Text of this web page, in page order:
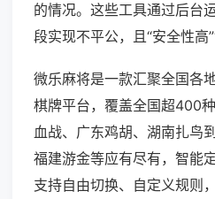
的情况。这些工具通过后台
段实现不平公，且“安全性高
微乐麻将是一款汇聚全国各
棋牌平台，覆盖全国超400
血战、广东鸡胡、湖南扎鸟
福建游金等应有尽有，智能
支持自由切换、自定义规则